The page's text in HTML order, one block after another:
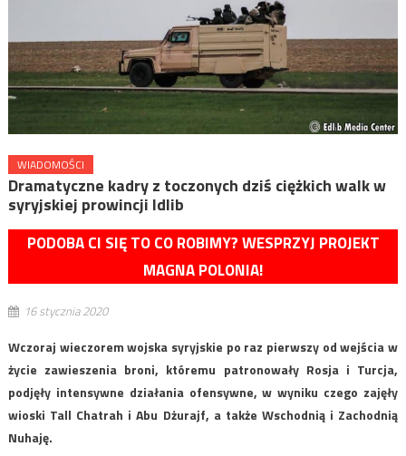
WIADOMOŚCI
Dramatyczne kadry z toczonych dziś ciężkich walk w
syryjskiej prowincji Idlib
PODOBA CI SIĘ TO CO ROBIMY? WESPRZYJ PROJEKT
MAGNA POLONIA!
16 stycznia 2020
Wczoraj wieczorem wojska syryjskie po raz pierwszy od wejścia w
życie zawieszenia broni, któremu patronowały Rosja i Turcja,
podjęły intensywne działania ofensywne, w wyniku czego zajęły
wioski Tall Chatrah i Abu Dżurajf, a także Wschodnią i Zachodnią
Nuhaję.